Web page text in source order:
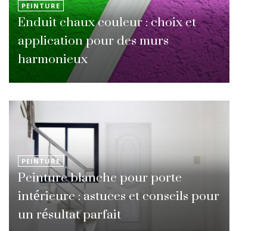
PEINTURE
Enduit chaux couleur : choix et
application pour des murs
harmonieux
PEINTURE
Peinture blanche pour porte
intérieure : astuces et conseils pour
un résultat parfait